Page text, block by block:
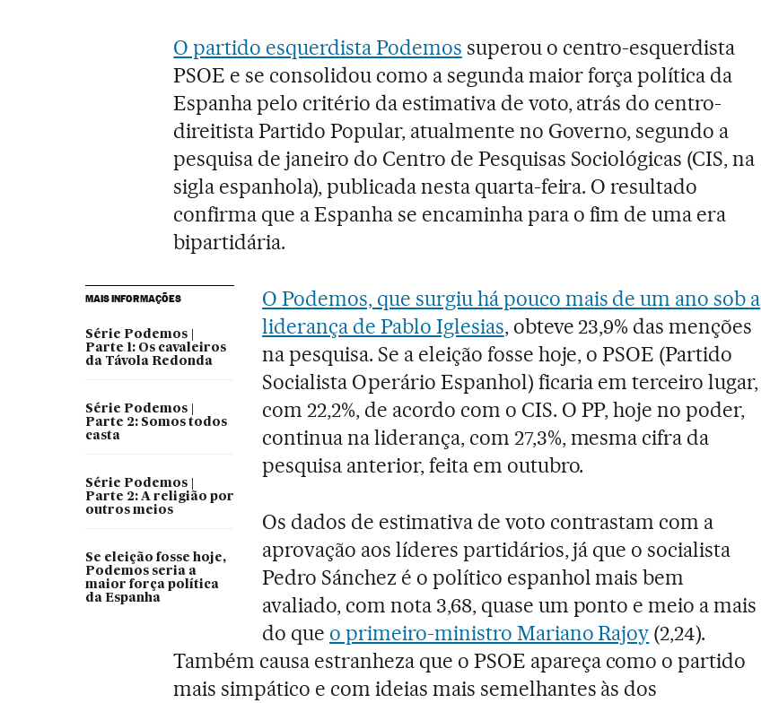
O partido esquerdista Podemos superou o centro-esquerdista
PSOE e se consolidou como a segunda maior força política da
Espanha pelo critério da estimativa de voto, atrás do centro-
direitista Partido Popular, atualmente no Governo, segundo a
pesquisa de janeiro do Centro de Pesquisas Sociológicas (CIS, na
sigla espanhola), publicada nesta quarta-feira. O resultado
confirma que a Espanha se encaminha para o fim de uma era
bipartidária.
MAIS INFORMAÇÕES
Série Podemos |
Parte 1: Os cavaleiros
da Távola Redonda
Série Podemos |
Parte 2: Somos todos
casta
Série Podemos |
Parte 2: A religião por
outros meios
Se eleição fosse hoje,
Podemos seria a
maior força política
da Espanha
O Podemos, que surgiu há pouco mais de um ano sob a
liderança de Pablo Iglesias, obteve 23,9% das menções
na pesquisa. Se a eleição fosse hoje, o PSOE (Partido
Socialista Operário Espanhol) ficaria em terceiro lugar,
com 22,2%, de acordo com o CIS. O PP, hoje no poder,
continua na liderança, com 27,3%, mesma cifra da
pesquisa anterior, feita em outubro.
Os dados de estimativa de voto contrastam com a
aprovação aos líderes partidários, já que o socialista
Pedro Sánchez é o político espanhol mais bem
avaliado, com nota 3,68, quase um ponto e meio a mais
do que o primeiro-ministro Mariano Rajoy (2,24).
Também causa estranheza que o PSOE apareça como o partido
mais simpático e com ideias mais semelhantes às dos